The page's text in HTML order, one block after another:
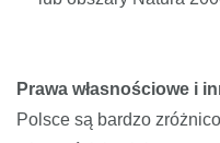
Prawa własnościowe i
Polsce są bardzo